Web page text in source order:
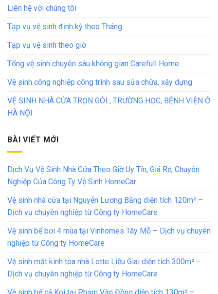
Liên hệ với chúng tôi
Tạp vụ vệ sinh định kỳ theo Tháng
Tạp vụ vệ sinh theo giờ
Tổng vệ sinh chuyên sâu không gian Carefull Home
Vệ sinh công nghiệp công trình sau sửa chữa, xây dựng
VỆ SINH NHÀ CỬA TRỌN GÓI , TRƯỜNG HỌC, BỆNH VIỆN Ở
HÀ NỘI
BÀI VIẾT MỚI
Dịch Vụ Vệ Sinh Nhà Cửa Theo Giờ Uy Tín, Giá Rẻ, Chuyên
Nghiệp Của Công Ty Vệ Sinh HomeCar
Vệ sinh nhà cửa tại Nguyễn Lương Bằng diện tích 120m² –
Dịch vụ chuyên nghiệp từ Công ty HomeCare
Vệ sinh bể bơi 4 mùa tại Vinhomes Tây Mỗ – Dịch vụ chuyên
nghiệp từ Công ty HomeCare
Vệ sinh mặt kính tòa nhà Lotte Liễu Giai diện tích 300m² –
Dịch vụ chuyên nghiệp từ Công ty HomeCare